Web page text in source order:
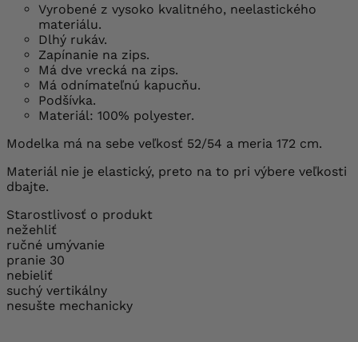
Vyrobené z vysoko kvalitného, ​​neelastického
materiálu.
Dlhý rukáv.
Zapínanie na zips.
Má dve vrecká na zips.
Má odnímateľnú kapucňu.
Podšívka.
Materiál: 100% polyester.
Modelka má na sebe veľkosť 52/54 a meria 172 cm.
Materiál nie je elastický, preto na to pri výbere veľkosti
dbajte.
Starostlivosť o produkt
nežehliť
ručné umývanie
pranie 30
nebieliť
suchý vertikálny
nesušte mechanicky